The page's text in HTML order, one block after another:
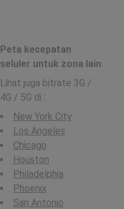
Peta kecepatan
seluler untuk zona lain
Lihat juga bitrate 3G /
4G / 5G di :
New York City
Los Angeles
Chicago
Houston
Philadelphia
Phoenix
San Antonio